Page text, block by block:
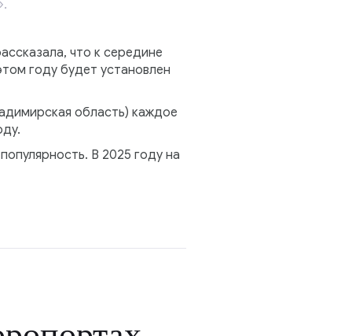
что к середине
году будет установлен
область) каждое
В 2025 году на